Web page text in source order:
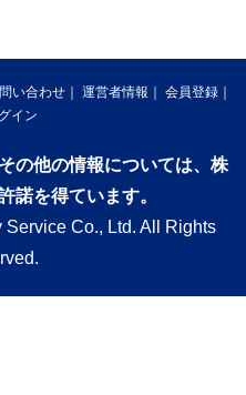
い合わせ 運営者情報
会員登録
イン
の他の情報については、株
諾を得ています。
Co., Ltd. All Rights